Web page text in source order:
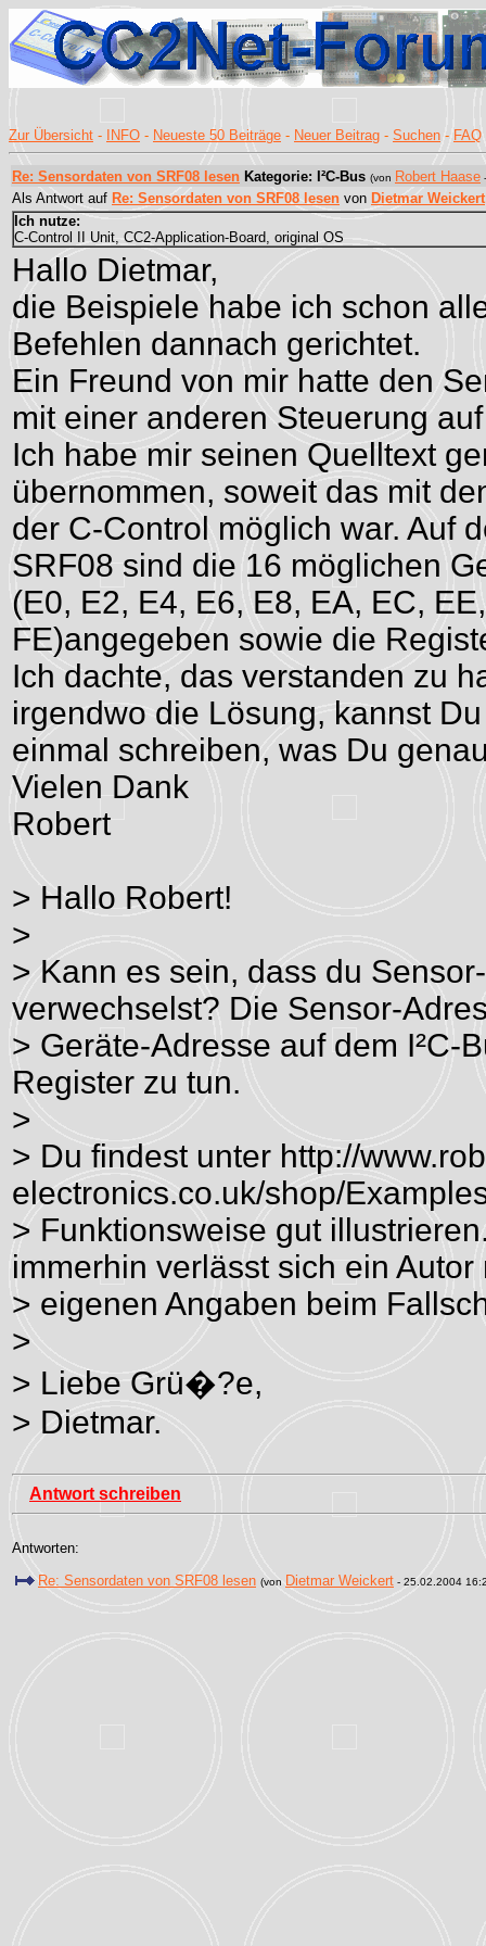
Zur Übersicht - INFO - Neueste 50 Beiträge - Neuer Beitrag - Suchen - FAQ
Re: Sensordaten von SRF08 lesen Kategorie: I²C-Bus (von Robert Haase
Als Antwort auf Re: Sensordaten von SRF08 lesen von Dietmar Weickert
Ich nutze:
C-Control II Unit, CC2-Application-Board, original OS
Hallo Dietmar,
die Beispiele habe ich schon
Befehlen dannach gerichtet.
Ein Freund von mir hatte den
mit einer anderen Steuerung
Ich habe mir seinen Quelltext
übernommen, soweit das mit
der C-Control möglich war. Auf
SRF08 sind die 16 möglichen
(E0, E2, E4, E6, E8, EA, EC,
FE)angegeben sowie die
Ich dachte, das verstanden zu
irgendwo die Lösung, kannst
einmal schreiben, was Du
Vielen Dank
Robert
> Hallo Robert!
>
> Kann es sein, dass du
verwechselst? Die Sensor-
> Geräte-Adresse auf dem I²C-
Register zu tun.
>
> Du findest unter http://
electronics.co.uk/shop/
> Funktionsweise gut
immerhin verlässt sich ein Autor
> eigenen Angaben beim
>
> Liebe Grü�?e,
> Dietmar.
Antwort schreiben
Antworten:
Re: Sensordaten von SRF08 lesen (von Dietmar Weickert - 25.02.2004